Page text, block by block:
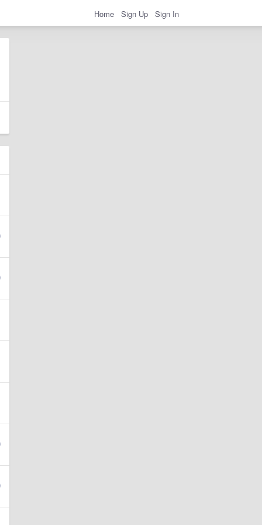
Home Sign Up Sign In